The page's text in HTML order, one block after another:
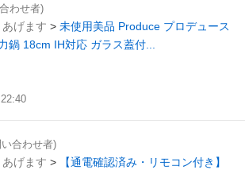
わせ者)
げます > 未使用美品 Produce プロデュース
鍋 18cm IH対応 ガラス蓋付...
い合わせ者)
げます >
【通電確認済み・リモコン付き】